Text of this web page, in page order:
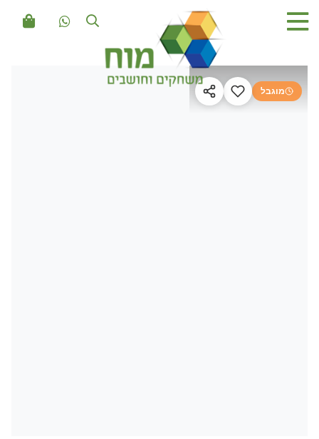
מוגבל